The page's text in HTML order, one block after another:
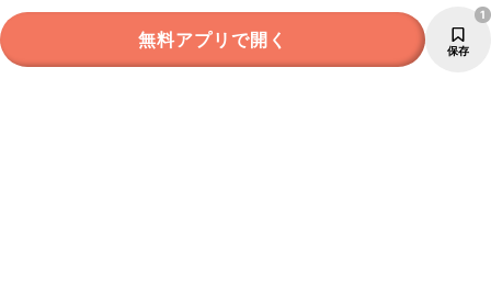
無料アプリで開く 保存
1